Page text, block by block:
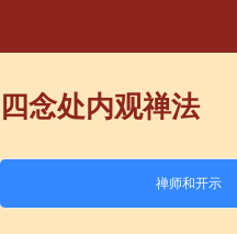
四念处内观禅法
禅师和开示